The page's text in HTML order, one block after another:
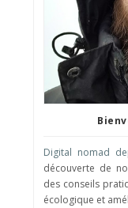
Digital nomad
découverte de
des conseils
écologique et